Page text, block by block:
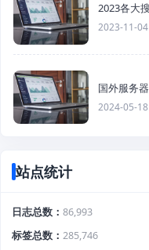
2023各大
2023-11-04
国外服务
2024-05-18
站点统计
日志总数 86,993
标签总数
285,746